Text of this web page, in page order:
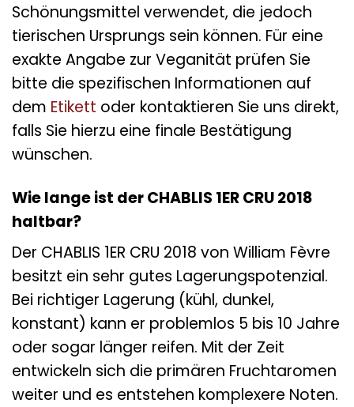
Schönungsmittel verwendet, die jedoch
tierischen Ursprungs sein können. Für eine
exakte Angabe zur Veganität prüfen Sie
bitte die spezifischen Informationen auf
dem Etikett oder kontaktieren Sie uns direkt,
falls Sie hierzu eine finale Bestätigung
wünschen.
Wie lange ist der CHABLIS 1ER CRU 2018
haltbar?
Der CHABLIS 1ER CRU 2018 von William Fèvre
besitzt ein sehr gutes Lagerungspotenzial.
Bei richtiger Lagerung (kühl, dunkel,
konstant) kann er problemlos 5 bis 10 Jahre
oder sogar länger reifen. Mit der Zeit
entwickeln sich die primären Fruchtaromen
weiter und es entstehen komplexere Noten.